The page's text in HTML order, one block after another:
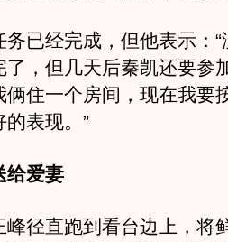
经完成，但他表示：“
，但几天后秦凯还要参
俩住一个房间，现在我要
表现。”
给爱妻
直跑到看台边上，将